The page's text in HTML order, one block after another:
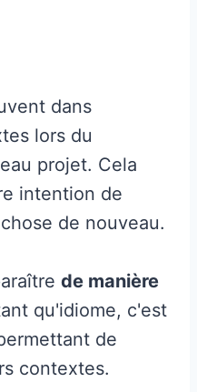
dans
lors du
projet. Cela
intention de
de nouveau.
de manière
qu'idiome, c'est
de
contextes.